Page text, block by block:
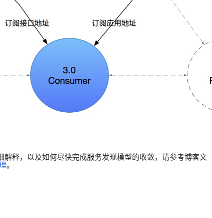
释，以及如何尽快完成服务发现模型的收敛，请参考博客文
。